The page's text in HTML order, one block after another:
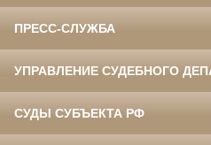
ПРЕСС-СЛУЖБА
УПРАВЛЕНИЕ СУДЕБНОГО
СУДЫ СУБЪЕКТА РФ